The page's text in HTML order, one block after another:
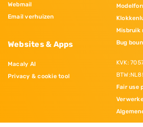
Webmail
Email verhuizen
Websites & Apps
Macaly AI
Privacy & cookie tool
Misbruik
Bug
KVK:
Fair use